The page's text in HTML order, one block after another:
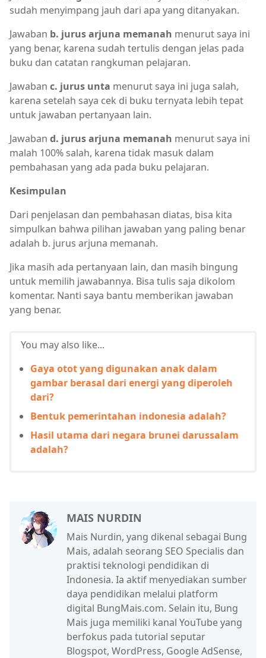
sudah menyimpang jauh dari apa yang ditanyakan.
Jawaban b. jurus arjuna memanah menurut saya ini
yang benar, karena sudah tertulis dengan jelas pada
buku dan catatan rangkuman pelajaran.
Jawaban c. jurus unta menurut saya ini juga salah,
karena setelah saya cek di buku ternyata lebih tepat
untuk jawaban pertanyaan lain.
Jawaban d. jurus arjuna memanah menurut saya ini
malah 100% salah, karena tidak masuk dalam
pembahasan yang ada pada buku pelajaran.
Kesimpulan
Dari penjelasan dan pembahasan diatas, bisa kita
simpulkan bahwa pilihan jawaban yang paling benar
adalah b. jurus arjuna memanah.
Jika masih ada pertanyaan lain, dan masih bingung
untuk memilih jawabannya. Bisa tulis saja dikolom
komentar. Nanti saya bantu memberikan jawaban
yang benar.
You may also like...
Gaya otot yang digunakan anak dalam
gambar berasal dari energi yang diperoleh
dari?
Bentuk pemerintahan indonesia adalah?
Hasil utama dari negara brunei darussalam
adalah?
MAIS NURDIN
Mais Nurdin, yang dikenal sebagai Bung
Mais, adalah seorang SEO Specialis dan
praktisi teknologi pendidikan di
Indonesia. Ia aktif menyediakan sumber
daya pendidikan melalui platform
digital BungMais.com. Selain itu, Bung
Mais juga memiliki kanal YouTube yang
berfokus pada tutorial seputar
Blogspot, WordPress, Google AdSense,